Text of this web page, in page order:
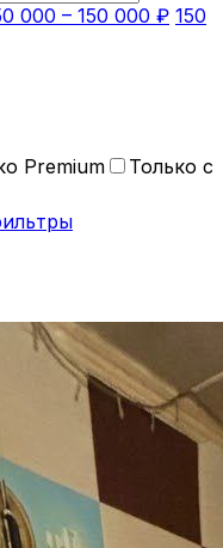
000 – 150 000 ₽ 150
Premium
Только с